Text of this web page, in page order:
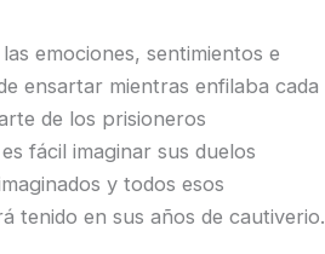
emociones, sentimientos e
ensartar mientras enfilaba cada
de los prisioneros
fácil imaginar sus duelos
y todos esos
tenido en sus años de cautiverio.